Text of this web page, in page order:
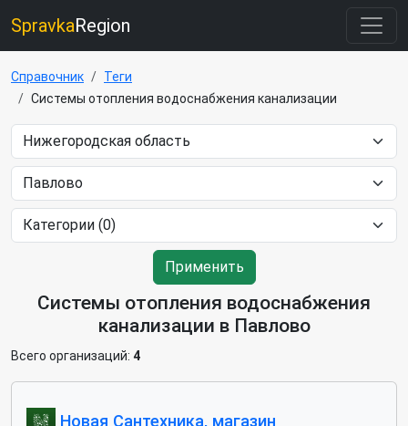
SpravkaRegion
Справочник
Теги
Системы отопления водоснабжения канализации
Применить
Системы отопления водоснабжения
канализации в Павлово
Всего организаций: 4
Новая Сантехника, магазин